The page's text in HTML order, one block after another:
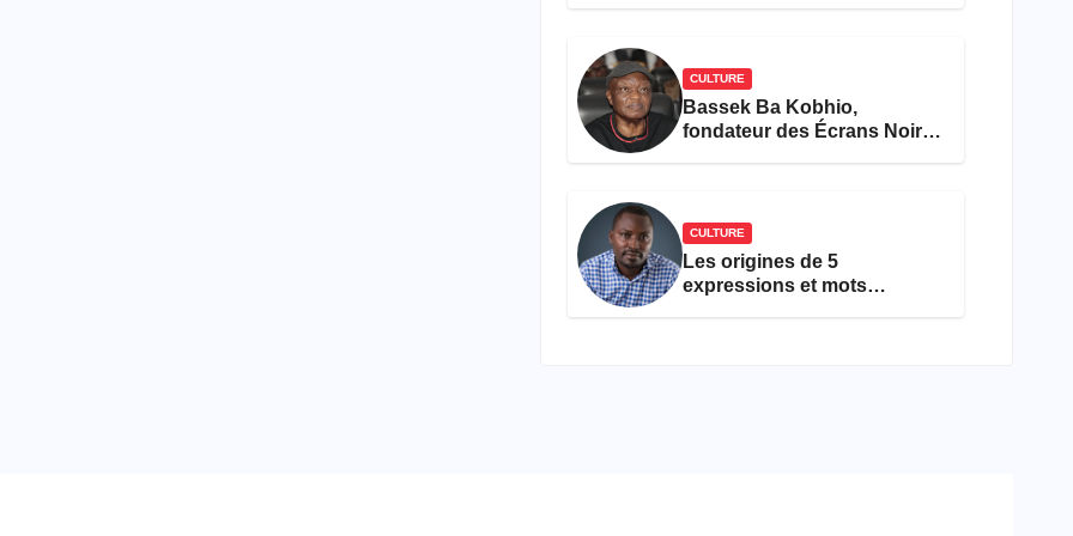
CULTURE
Bassek Ba Kobhio,
fondateur des Écrans Noirs,
CULTURE
Les origines de 5
expressions et mots